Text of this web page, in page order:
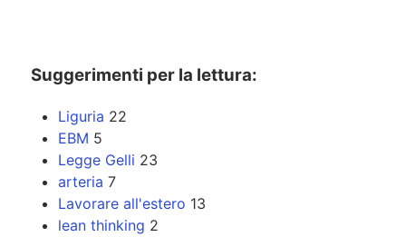
Suggerimenti per la lettura:
Liguria 22
EBM 5
Legge Gelli 23
arteria 7
Lavorare all'estero 13
lean thinking 2